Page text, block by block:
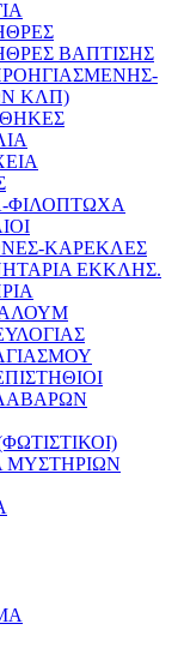
ΒΑΠΤΙΣΗΣ
ΚΛΠ)
ΦΙΛΟΠΤΩΧΑ
ΚΑΡΕΚΛΕΣ
ΕΚΚΛΗΣ.
ΑΛΟΥΜ
ΜΥΣΤΗΡΙΩΝ